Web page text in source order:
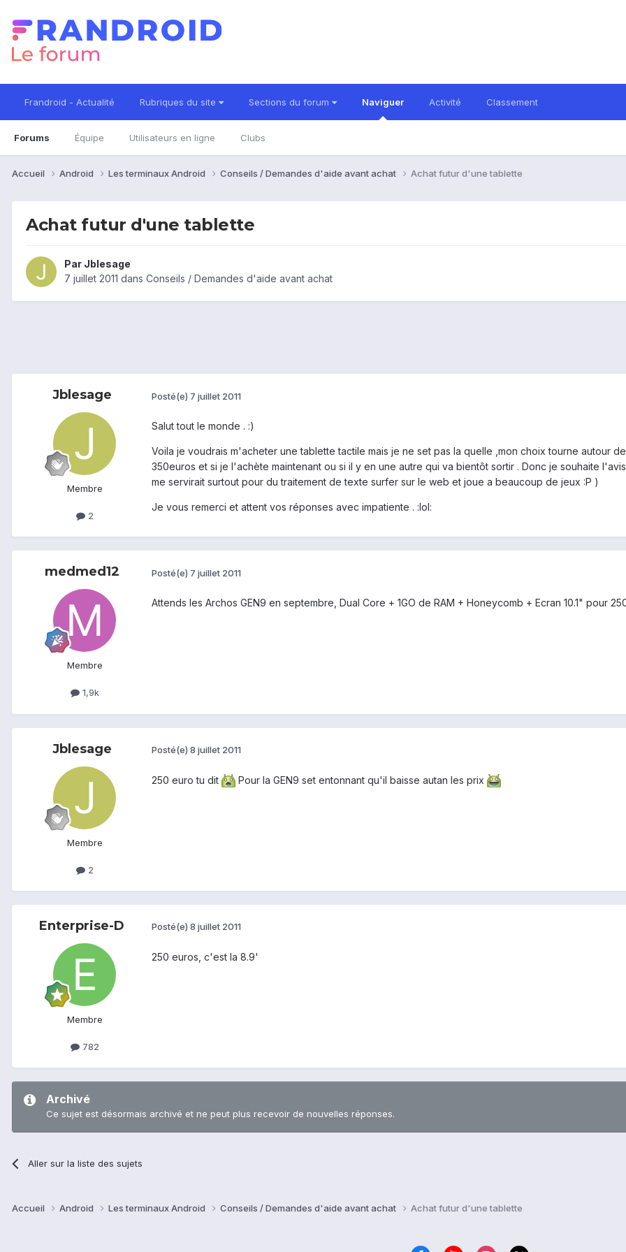
Frandroid - Actualité Rubriques du site Sections du forum Naviguer
Forums Équipe Utilisateurs en ligne Clubs
Activité Classement
Accueil Android Les terminaux Android Conseils / Demandes d'aide avant achat Achat futur d'une tablette
Achat futur d'une tablette
Par Jblesage
7 juillet 2011 dans Conseils / Demandes d'aide avant achat
Jblesage
Membre
2
Posté(e) 7 juillet 2011
Salut tout le monde . :)
Voila je voudrais m'acheter une tablette tactile mais je ne set pas la quelle ,mon choix tourne autour
350euros et si je l'achète maintenant ou si il y en une autre qui va bientôt sortir . Donc je souhaite
me servirait surtout pour du traitement de texte surfer sur le web et joue a beaucoup de jeux :P )
Je vous remerci et attent vos réponses avec impatiente . :lol:
medmed12
Membre
1,9k
Posté(e) 7 juillet 2011
Attends les Archos GEN9 en septembre, Dual Core + 1GO de RAM + Honeycomb + Ecran 10.1" pour
Jblesage
Membre
2
Posté(e) 8 juillet 2011
250 euro tu dit Pour la GEN9 set entonnant qu'il baisse autan les prix
Enterprise-D
Membre
782
Posté(e) 8 juillet 2011
250 euros, c'est la 8.9'
Archivé
Ce sujet est désormais archivé et ne peut plus recevoir de nouvelles réponses.
Aller sur la liste des sujets
Accueil Android Les terminaux Android Conseils / Demandes d'aide avant achat Achat futur d'une tablette